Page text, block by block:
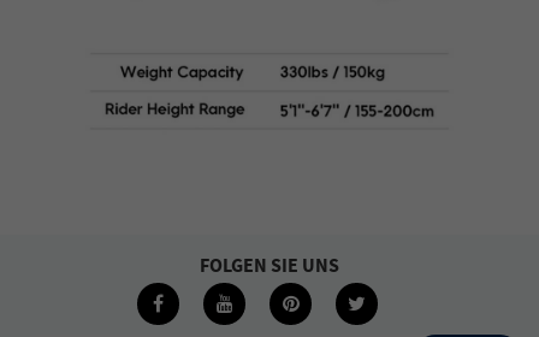
FOLGEN SIE UNS